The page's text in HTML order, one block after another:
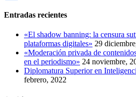
Entradas recientes
«El shadow banning: la censura
plataformas digitales» 29
«Moderación privada de
en el periodismo» 24 noviembre,
Diplomatura Superior en
febrero, 2022